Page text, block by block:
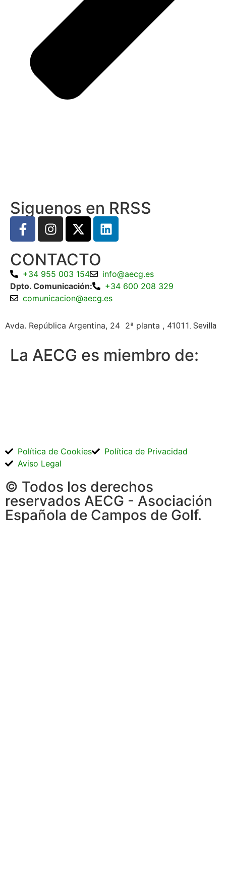
Siguenos en RRSS
CONTACTO
+34 955 003 154
info@aecg.es
Dpto. Comunicación:
+34 600 208 329
comunicacion@aecg.es
Avda. República Argentina, 24 2ª planta , 41011. Sevilla
La AECG es miembro de:
© Todos los derechos
reservados AECG - Asociación
Española de Campos de Golf.
Política de Cookies
Política de Privacidad
Aviso Legal